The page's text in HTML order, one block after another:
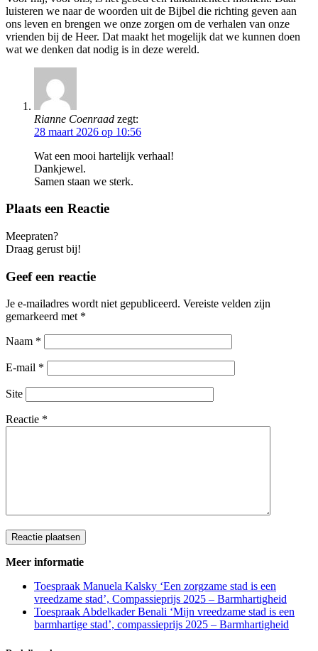
luisteren we naar de woorden uit de Bijbel die richting geven aan
ons leven en brengen we onze zorgen om de verhalen van onze
vrienden bij de Heer. Dat maakt het mogelijk dat we kunnen doen
wat we denken dat nodig is in deze wereld.
Rianne Coenraad zegt:
28 maart 2026 op 10:56
Wat een mooi hartelijk verhaal!
Dankjewel.
Samen staan we sterk.
Plaats een Reactie
Meepraten?
Draag gerust bij!
Geef een reactie
Je e-mailadres wordt niet gepubliceerd. Vereiste velden zijn
gemarkeerd met *
Naam *
E-mail *
Site
Reactie *
Meer informatie
Toespraak Manuela Kalsky ‘Een zorgzame stad is een
vreedzame stad’, Compassieprijs 2025 – Barmhartigheid
Toespraak Abdelkader Benali ‘Mijn vreedzame stad is een
barmhartige stad’, compassieprijs 2025 – Barmhartigheid